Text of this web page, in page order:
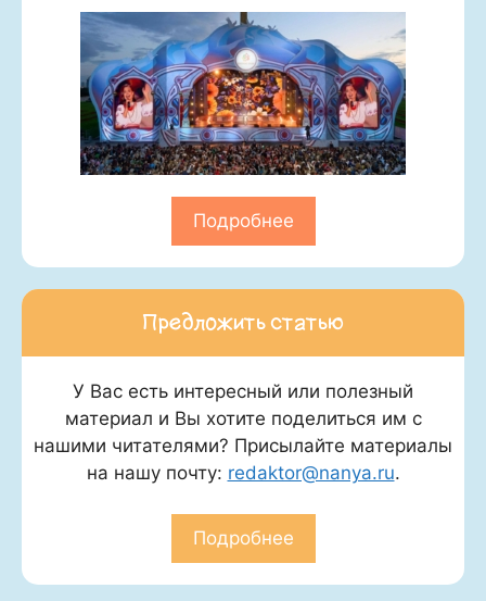
Подробнее
Предложить статью
У Вас есть интересный или полезный
материал и Вы хотите поделиться им с
нашими читателями? Присылайте материалы
на нашу почту: redaktor@nanya.ru.
Подробнее